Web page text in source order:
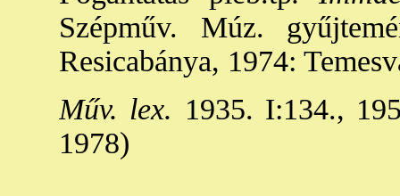
Szépműv. Múz.
Resicabánya, 1974:
Műv. lex. 1935. I:134.,
1978)